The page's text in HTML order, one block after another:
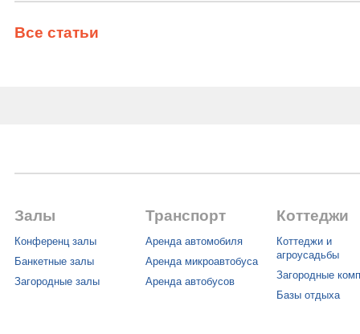
Все статьи
Залы
Конференц залы
Банкетные залы
Загородные залы
Транспорт
Аренда автомобиля
Аренда микроавтобуса
Аренда автобусов
Коттеджи
Коттеджи и
агроусадьбы
Загородные
Базы отдыха